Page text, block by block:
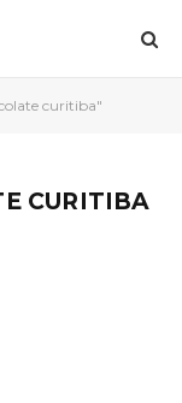
curitiba"
CURITIBA